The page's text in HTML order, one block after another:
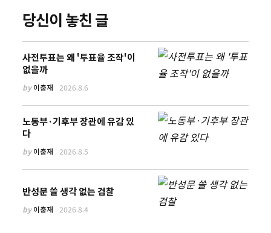
당신이 놓친 글
사전투표는 왜 '투표율 조작'이
없을까
by이충재 2026.8.6
노동부·기후부 장관에 유감 있
다
by이충재 2026.8.5
반성문 쓸 생각 없는 검찰
by이충재 2026.8.4